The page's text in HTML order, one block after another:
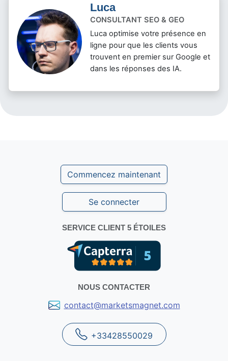
Luca
CONSULTANT SEO & GEO
Luca optimise votre présence en
ligne pour que les clients vous
trouvent en premier sur Google et
dans les réponses des IA.
Commencez maintenant
Se connecter
SERVICE CLIENT 5 ÉTOILES
NOUS CONTACTER
contact@marketsmagnet.com
+33428550029